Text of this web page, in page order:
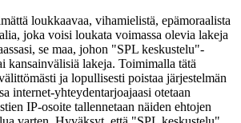
loukkaavaa, vihamielistä, epämoraalista
joka voisi loukata voimassa olevia lakeja
se maa, johon "SPL keskustelu"-
kansainvälisiä lakeja. Toimimalla tätä
ja lopullisesti poistaa järjestelmän
internet-yhteydentarjoajaasi otetaan
IP-osoite tallennetaan näiden ehtojen